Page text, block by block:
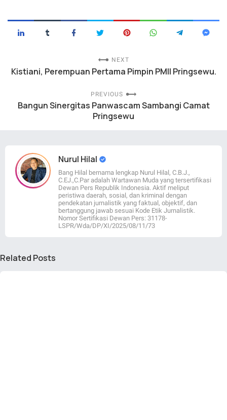
NEXT
Kistiani, Perempuan Pertama Pimpin PMII Pringsewu.
PREVIOUS
Bangun Sinergitas Panwascam Sambangi Camat
Pringsewu
Nurul Hilal
Bang Hilal bernama lengkap Nurul Hilal, C.B.J.,
C.EJ.,C.Par adalah Wartawan Muda yang tersertifikasi
Dewan Pers Republik Indonesia. Aktif meliput
peristiwa daerah, sosial, dan kriminal dengan
pendekatan jurnalistik yang faktual, objektif, dan
bertanggung jawab sesuai Kode Etik Jurnalistik.
Nomor Sertifikasi Dewan Pers: 31178-
LSPR/Wda/DP/XI/2025/08/11/73
Related Posts